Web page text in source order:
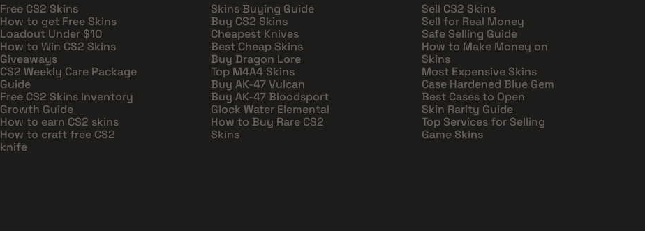
Free CS2 Skins
How to get Free Skins
Loadout Under $10
How to Win CS2 Skins
Giveaways
CS2 Weekly Care Package
Guide
Free CS2 Skins Inventory
Growth Guide
How to earn CS2 skins
How to craft free CS2
knife
Skins Buying Guide
Buy CS2 Skins
Cheapest Knives
Best Cheap Skins
Buy Dragon Lore
Top M4A4 Skins
Buy AK-47 Vulcan
Buy AK-47 Bloodsport
Glock Water Elemental
How to Buy Rare CS2
Skins
Sell CS2 Skins
Sell for Real Money
Safe Selling Guide
How to Make Money on
Skins
Most Expensive Skins
Case Hardened Blue Gem
Best Cases to Open
Skin Rarity Guide
Top Services for Selling
Game Skins